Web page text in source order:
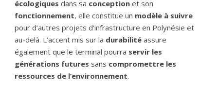
écologiques dans sa conception et son
fonctionnement, elle constitue un modèle à suivre
pour d’autres projets d’infrastructure en Polynésie et
au-delà. L’accent mis sur la durabilité assure
également que le terminal pourra servir les
générations futures sans compromettre les
ressources de l’environnement.